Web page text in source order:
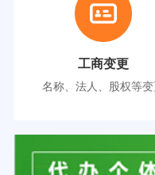
工商变更
名称、法人、股权等变